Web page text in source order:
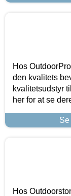
Hos
den kvalitets
kvalitetsudstyr
her for at se
Hos